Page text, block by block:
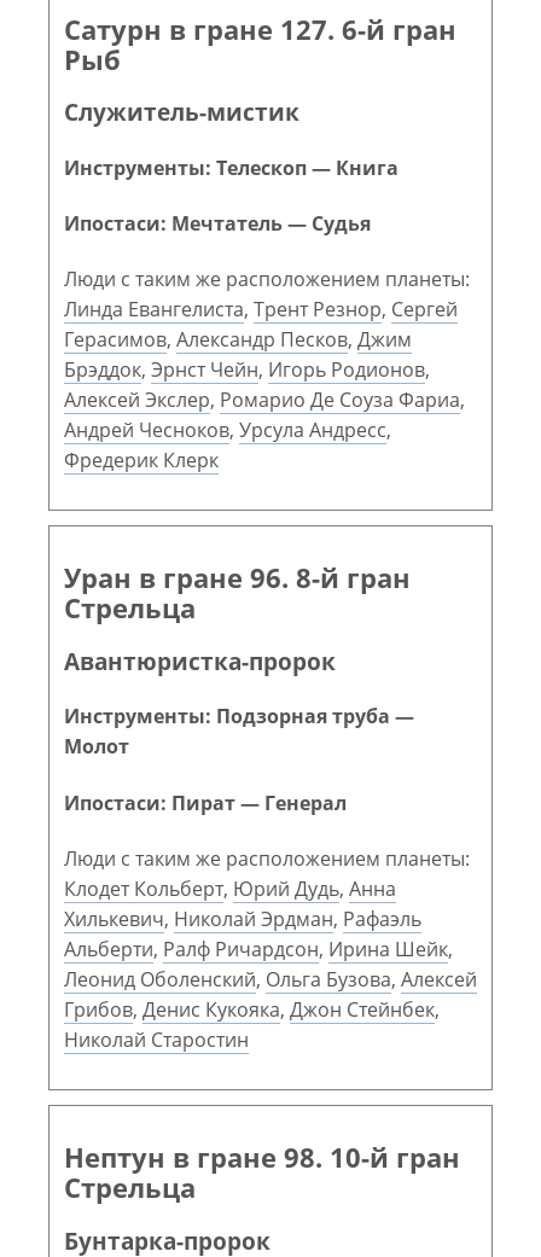
Сатурн в гране 127. 6-й гран
Рыб
Служитель-мистик
Инструменты: Телескоп — Книга
Ипостаси: Мечтатель — Судья
Люди с таким же расположением планеты:
Линда Евангелиста, Трент Резнор, Сергей
Герасимов, Александр Песков, Джим
Брэддок, Эрнст Чейн, Игорь Родионов,
Алексей Экслер, Ромарио Де Соуза Фариа,
Андрей Чесноков, Урсула Андресс,
Фредерик Клерк
Уран в гране 96. 8-й гран
Стрельца
Авантюристка-пророк
Инструменты: Подзорная труба —
Молот
Ипостаси: Пират — Генерал
Люди с таким же расположением планеты:
Клодет Кольберт, Юрий Дудь, Анна
Хилькевич, Николай Эрдман, Рафаэль
Альберти, Ралф Ричардсон, Ирина Шейк,
Леонид Оболенский, Ольга Бузова, Алексей
Грибов, Денис Кукояка, Джон Стейнбек,
Николай Старостин
Нептун в гране 98. 10-й гран
Стрельца
Бунтарка-пророк